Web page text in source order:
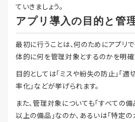
ていきましょう。
アプリ導入の目的と管
最初に行うことは、何のためにアプリ
体的に何を管理対象とするのかを明確
目的としては「ミスや紛失の防止」「
率化」などが挙げられます。
また、管理対象についても「すべての
以上の備品」なのか、あるいは「特定